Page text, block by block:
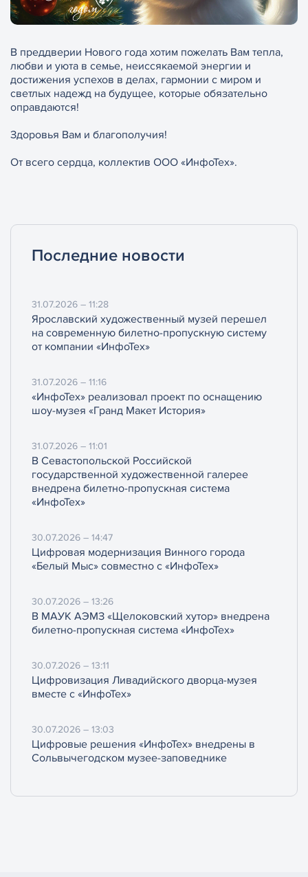
В преддверии Нового года хотим пожелать Вам тепла,
любви и уюта в семье, неиссякаемой энергии и
достижения успехов в делах, гармонии с миром и
светлых надежд на будущее, которые обязательно
оправдаются!
Здоровья Вам и благополучия!
От всего сердца, коллектив ООО «ИнфоТех».
Последние новости
31.07.2026 – 11:28
Ярославский художественный музей перешел
на современную билетно-пропускную систему
от компании «ИнфоТех»
31.07.2026 – 11:16
«ИнфоТех» реализовал проект по оснащению
шоу-музея «Гранд Макет История»
31.07.2026 – 11:01
В Севастопольской Российской
государственной художественной галерее
внедрена билетно-пропускная система
«ИнфоТех»
30.07.2026 – 14:47
Цифровая модернизация Винного города
«Белый Мыс» совместно с «ИнфоТех»
30.07.2026 – 13:26
В МАУК АЭМЗ «Щелоковский хутор» внедрена
билетно-пропускная система «ИнфоТех»
30.07.2026 – 13:11
Цифровизация Ливадийского дворца-музея
вместе с «ИнфоТех»
30.07.2026 – 13:03
Цифровые решения «ИнфоТех» внедрены в
Сольвычегодском музее-заповеднике